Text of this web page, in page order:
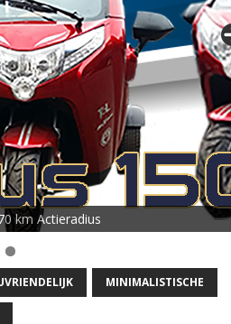
km Actieradius
MINIMALISTISCHE